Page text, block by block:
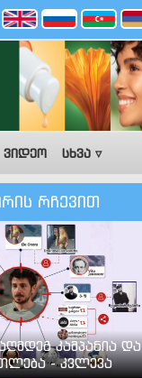
ვიდეო სხვა ▿
რჩევით
კამპანია და
- კვლევა